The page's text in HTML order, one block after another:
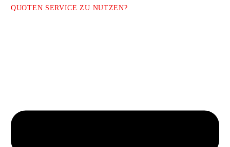
QUOTEN SERVICE ZU NUTZEN?